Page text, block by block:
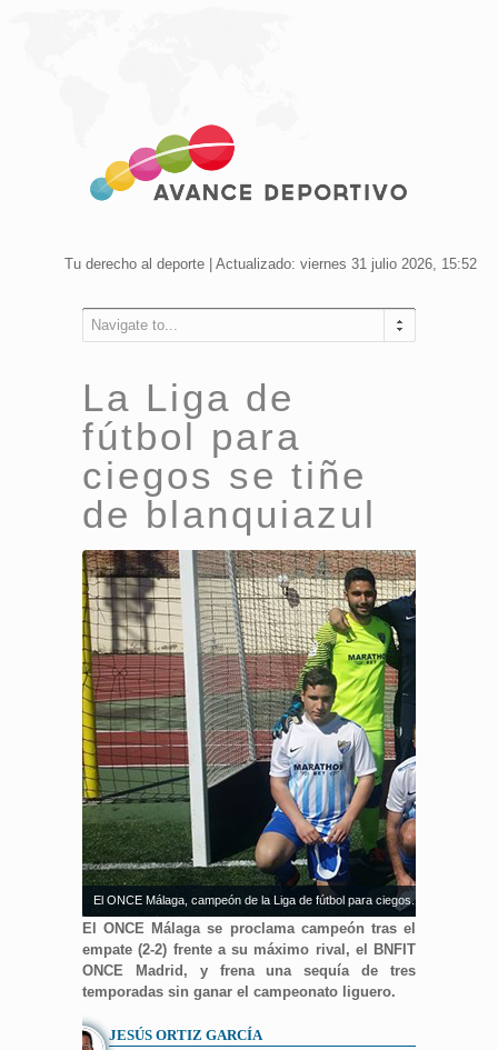
Tu derecho al deporte | Actualizado: viernes 31 julio 2026, 15:52
Navigate to...
La Liga de
fútbol para
ciegos se tiñe
de blanquiazul
El ONCE Málaga, campeón de la Liga de fútbol para ciegos. Fuente: AD
El ONCE Málaga se proclama campeón tras el
empate (2-2) frente a su máximo rival, el BNFIT
ONCE Madrid, y frena una sequía de tres
temporadas sin ganar el campeonato liguero.
JESÚS ORTIZ GARCÍA